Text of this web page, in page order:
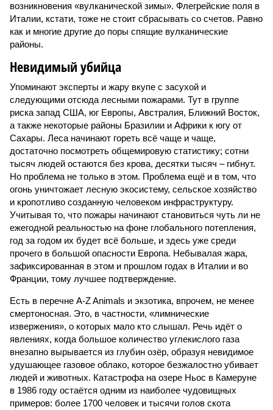
возникновения «вулканической зимы». Флегрейские поля в
Италии, кстати, тоже не стоит сбрасывать со счетов. Равно
как и многие другие до поры спящие вулканические
районы.
Невидимый убийца
Упоминают эксперты и жару вкупе с засухой и
следующими отсюда лесными пожарами. Тут в группе
риска запад США, юг Европы, Австралия, Ближний Восток,
а также некоторые районы Бразилии и Африки к югу от
Сахары. Леса начинают гореть всё чаще и чаще,
достаточно посмотреть общемировую статистику; сотни
тысяч людей остаются без крова, десятки тысяч – гибнут.
Но проблема не только в этом. Проблема ещё и в том, что
огонь уничтожает лесную экосистему, сельское хозяйство
и кропотливо созданную человеком инфраструктуру.
Учитывая то, что пожары начинают становиться чуть ли не
ежегодной реальностью на фоне глобального потепления,
год за годом их будет всё больше, и здесь уже среди
прочего в большой опасности Европа. Небывалая жара,
зафиксированная в этом и прошлом годах в Италии и во
Франции, тому лучшее подтверждение.
Есть в перечне A-Z Animals и экзотика, впрочем, не менее
смертоносная. Это, в частности, «лимнические
извержения», о которых мало кто слышал. Речь идёт о
явлениях, когда большое количество углекислого газа
внезапно вырывается из глубин озёр, образуя невидимое
удушающее газовое облако, которое безжалостно убивает
людей и животных. Катастрофа на озере Ньос в Камеруне
в 1986 году остаётся одним из наиболее чудовищных
примеров: более 1700 человек и тысячи голов скота